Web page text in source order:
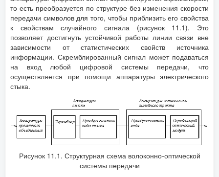
то есть преобразуется по структуре без изменения скорости
передачи символов для того, чтобы приблизить его свойства
к свойствам случайного сигнала (рисунок 11.1). Это
позволяет достигнуть устойчивой работы линии связи вне
зависимости от статистических свойств источника
информации. Скремблированный сигнал может подаваться
на вход любой цифровой системы передачи, что
осуществляется при помощи аппаратуры электрического
стыка.
Рисунок 11.1. Структурная схема волоконно-оптической
системы передачи